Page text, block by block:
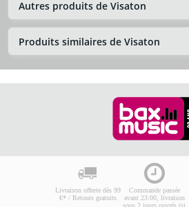
Autres produits de Visaton
Produits similaires de Visaton
Livraison offerte dès 99
€* / Retours gratuits
Commande passée
avant 23:00, livraison
sous 2 jours ouvrés (si